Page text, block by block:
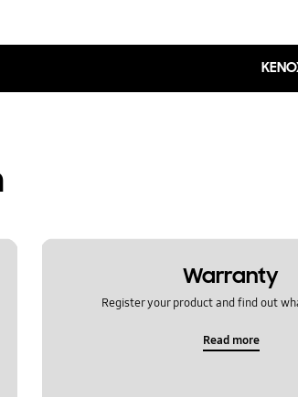
Warranty
Register your product and find out
Read more